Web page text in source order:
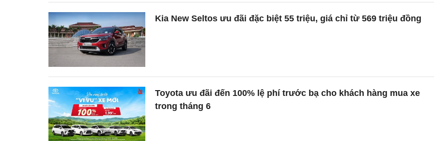
Kia New Seltos ưu đãi đặc biệt 55 triệu, giá chỉ từ 569 triệu đồng
Toyota ưu đãi đến 100% lệ phí trước bạ cho khách hàng mua xe
trong tháng 6